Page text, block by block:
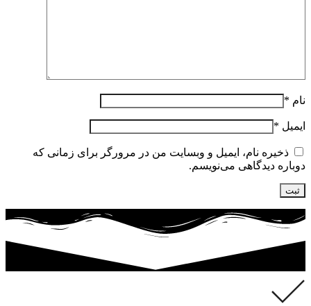
نام *
ایمیل *
ذخیره نام، ایمیل و وبسایت من در مرورگر برای زمانی که
دوباره دیدگاهی می‌نویسم.